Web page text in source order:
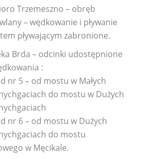
Trzemeszno – obręb
– wędkowanie i pływanie
pływającym zabronione.
Brda – odcinki udostępnione
:
nr 5 – od mostu w Małych
do mostu w Dużych
nr 6 – od mostu w Dużych
do mostu
w Męcikale.